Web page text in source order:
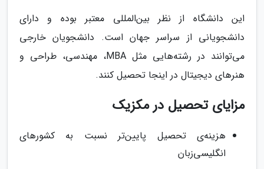
این دانشگاه از نظر بین‌المللی معتبر بوده و دارای
دانشجویانی از سراسر جهان است. دانشجویان خارجی
می‌توانند در رشته‌هایی مثل MBA، مهندسی، طراحی و
هنرهای دیجیتال در اینجا تحصیل کنند.
مزایای تحصیل در مکزیک
هزینه‌ی تحصیل پایین‌تر نسبت به کشورهای
انگلیسی‌زبان